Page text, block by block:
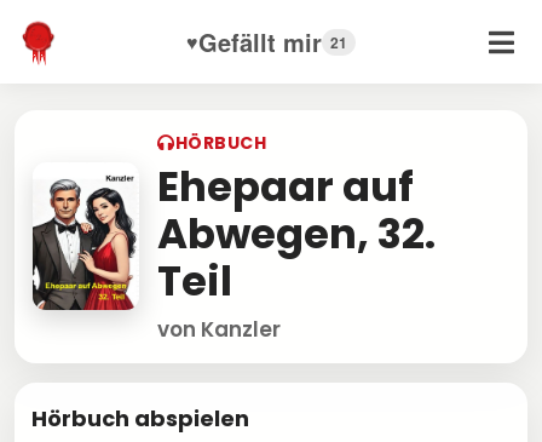
♥Gefällt mir 21
HÖRBUCH
Ehepaar auf
Abwegen, 32.
Teil
von Kanzler
Hörbuch abspielen